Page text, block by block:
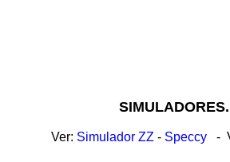
Ver: Simulador ZZ - Speccy -